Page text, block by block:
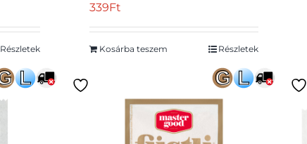
Részletek
339Ft
Kosárba teszem Részletek